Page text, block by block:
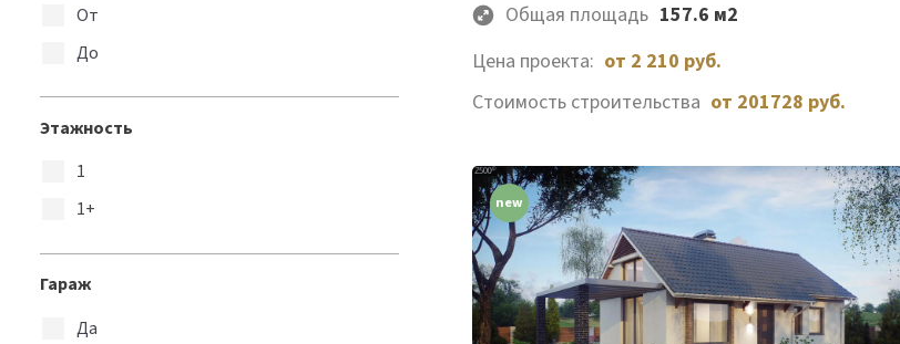
От
До
Этажность
1
1+
Гараж
Да
Общая площадь 157.6 м2
Цена проекта: от 2 210 руб.
Стоимость строительства от 201728 руб.
new